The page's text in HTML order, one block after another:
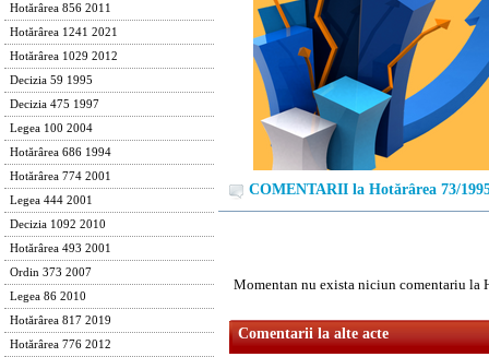
Hotărârea 856 2011
Hotărârea 1241 2021
Hotărârea 1029 2012
Decizia 59 1995
Decizia 475 1997
Legea 100 2004
Hotărârea 686 1994
Hotărârea 774 2001
Legea 444 2001
Decizia 1092 2010
Hotărârea 493 2001
Ordin 373 2007
Legea 86 2010
Hotărârea 817 2019
Hotărârea 776 2012
COMENTARII la Hotărârea 73/
Momentan nu exista niciun comentariu la
Comentarii la alte acte